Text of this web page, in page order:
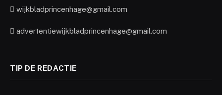
wijkbladprincenhage@gmail.com
advertentiewijkbladprincenhage@gmail.com
TIP DE REDACTIE